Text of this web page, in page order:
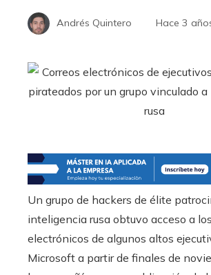
Andrés Quintero Hace 3
Un grupo de hackers de élite
inteligencia rusa obtuvo acceso a
electrónicos de algunos altos
Microsoft a partir de finales de